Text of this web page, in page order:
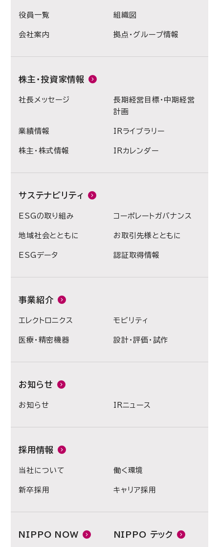
役員一覧 組織図
会社案内 拠点・グループ情報
株主・投資家情報
社長メッセージ
長期経営目標・中期経営
計画
業績情報 IRライブラリー
株主・株式情報 IRカレンダー
サステナビリティ
ESGの取り組み コーポレートガバナンス
地域社会とともに お取引先様とともに
ESGデータ 認証取得情報
事業紹介
エレクトロニクス モビリティ
医療・精密機器 設計・評価・試作
お知らせ
お知らせ IRニュース
採用情報
当社について 働く環境
新卒採用 キャリア採用
NIPPO NOW NIPPO テック